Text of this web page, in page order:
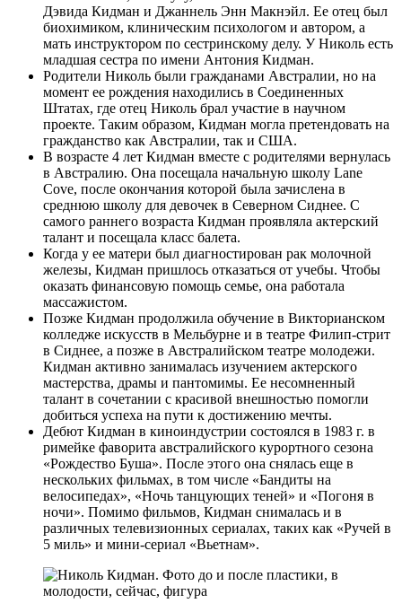
Дэвида Кидман и Джаннель Энн Макнэйл. Ее отец был
биохимиком, клиническим психологом и автором, а
мать инструктором по сестринскому делу. У Николь есть
младшая сестра по имени Антония Кидман.
Родители Николь были гражданами Австралии, но на
момент ее рождения находились в Соединенных
Штатах, где отец Николь брал участие в научном
проекте. Таким образом, Кидман могла претендовать на
гражданство как Австралии, так и США.
В возрасте 4 лет Кидман вместе с родителями вернулась
в Австралию. Она посещала начальную школу Lane
Cove, после окончания которой была зачислена в
среднюю школу для девочек в Северном Сиднее. С
самого раннего возраста Кидман проявляла актерский
талант и посещала класс балета.
Когда у ее матери был диагностирован рак молочной
железы, Кидман пришлось отказаться от учебы. Чтобы
оказать финансовую помощь семье, она работала
массажистом.
Позже Кидман продолжила обучение в Викторианском
колледже искусств в Мельбурне и в театре Филип-стрит
в Сиднее, а позже в Австралийском театре молодежи.
Кидман активно занималась изучением актерского
мастерства, драмы и пантомимы. Ее несомненный
талант в сочетании с красивой внешностью помогли
добиться успеха на пути к достижению мечты.
Дебют Кидман в киноиндустрии состоялся в 1983 г. в
римейке фаворита австралийского курортного сезона
«Рождество Буша». После этого она снялась еще в
нескольких фильмах, в том числе «Бандиты на
велосипедах», «Ночь танцующих теней» и «Погоня в
ночи». Помимо фильмов, Кидман снималась и в
различных телевизионных сериалах, таких как «Ручей в
5 миль» и мини-сериал «Вьетнам».